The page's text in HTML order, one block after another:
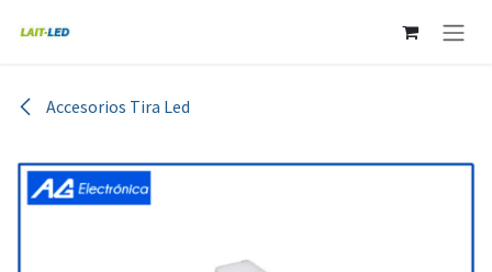
Accesorios Tira Led